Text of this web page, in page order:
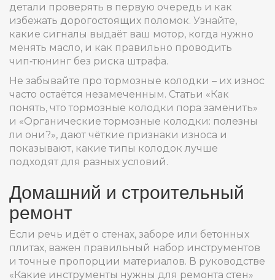
детали проверять в первую очередь и как
избежать дорогостоящих поломок. Узнайте,
какие сигналы выдаёт ваш мотор, когда нужно
менять масло, и как правильно проводить
чип‑тюнинг без риска штрафа.
Не забывайте про тормозные колодки – их износ
часто остаётся незамеченным. Статьи «Как
понять, что тормозные колодки пора заменить»
и «Органические тормозные колодки: полезны
ли они?», дают чёткие признаки износа и
показывают, какие типы колодок лучше
подходят для разных условий.
Домашний и строительный
ремонт
Если речь идёт о стенах, заборе или бетонных
плитах, важен правильный набор инструментов
и точные пропорции материалов. В руководстве
«Какие инструменты нужны для ремонта стен»